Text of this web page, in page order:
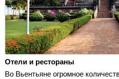
Отели и рестораны
Во Вьентьяне огромное